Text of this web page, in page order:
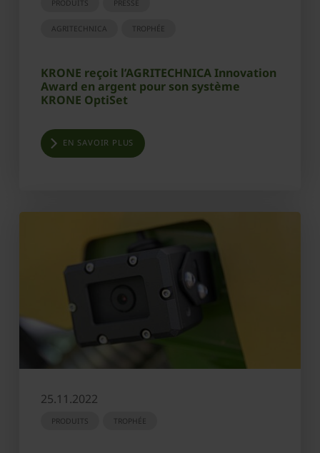
PRODUITS PRESSE
AGRITECHNICA TROPHÉE
KRONE reçoit l’AGRITECHNICA Innovation
Award en argent pour son système
KRONE OptiSet
EN SAVOIR PLUS
25.11.2022
PRODUITS TROPHÉE